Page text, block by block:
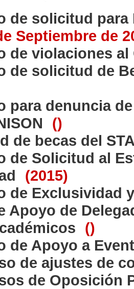
de solicitud para
Septiembre de
de violaciones al
de solicitud de
para denuncia
()
de becas del
de Solicitud al
(2015)
de Exclusividad
Apoyo de
()
de Apoyo a
de ajustes de
de Oposición